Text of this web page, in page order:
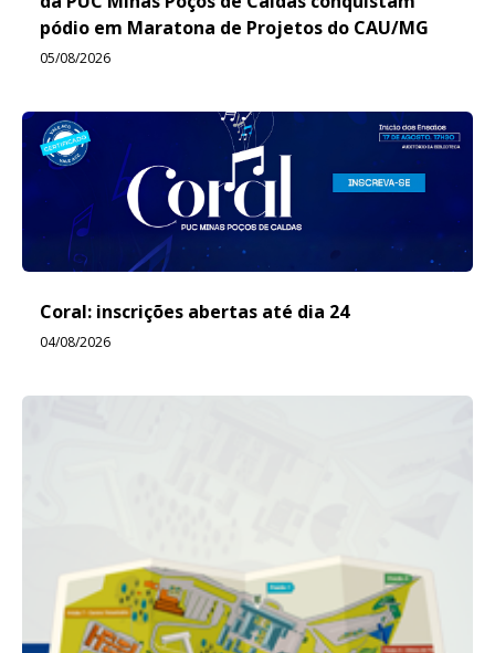
pódio em Maratona de Projetos do CAU/MG
05/08/2026
Coral: inscrições abertas até dia 24
04/08/2026